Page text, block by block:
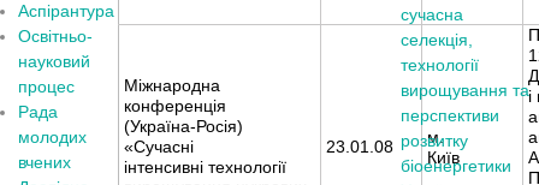
Міжнародна
конференція
(Україна-Росія)
«Сучасні
інтенсивні технології
23.01.08
м.
Київ
Аспірантура
Освітньо-
науковий
процес
Рада
молодих
вчених
сучасна
селекція,
технології
вирощування та
перспективи
розвитку
біоенергетики